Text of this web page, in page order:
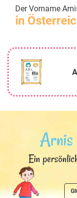
Der Vorname
in
Arnis
Ein